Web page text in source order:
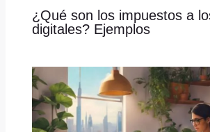
¿Qué son los impuestos a
digitales? Ejemplos